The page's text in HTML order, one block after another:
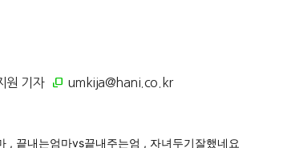
원 기자 umkija@hani.co.kr
, 끝내는엄마vs끝내주는엄 , 자녀두기잘했네요